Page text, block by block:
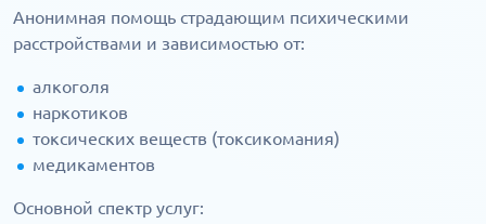
Анонимная помощь страдающим психическими
расстройствами и зависимостью от:
алкоголя
наркотиков
токсических веществ (токсикомания)
медикаментов
Основной спектр услуг: